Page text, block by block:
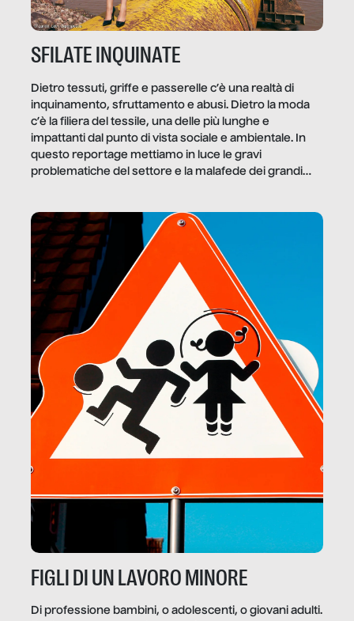
SFILATE INQUINATE
Dietro tessuti, griffe e passerelle c’è una realtà di
inquinamento, sfruttamento e abusi. Dietro la moda
c’è la filiera del tessile, una delle più lunghe e
impattanti dal punto di vista sociale e ambientale. In
questo reportage mettiamo in luce le gravi
problematiche del settore e la malafede dei grandi
FIGLI DI UN LAVORO MINORE
Di professione bambini, o adolescenti, o giovani adulti.